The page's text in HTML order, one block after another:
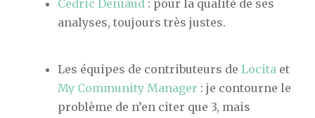
Cedric Deniaud : pour la qualité de ses
analyses, toujours très justes.
Les équipes de contributeurs deLocita et
My Community Manager : je contourne le
problème de n’en citer que 3, mais